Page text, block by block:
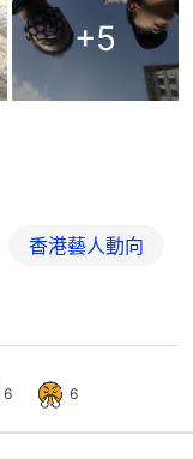
+5
香港藝人動向
6 6